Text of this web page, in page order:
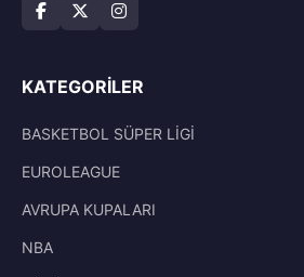
KATEGORILER
BASKETBOL SÜPER LİGİ
EUROLEAGUE
AVRUPA KUPALARI
NBA